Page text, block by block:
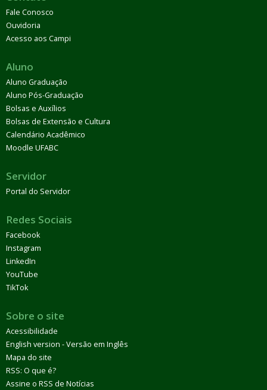
Fale Conosco
Ouvidoria
Acesso aos Campi
Aluno
Aluno Graduação
Aluno Pós-Graduação
Bolsas e Auxílios
Bolsas de Extensão e Cultura
Calendário Acadêmico
Moodle UFABC
Servidor
Portal do Servidor
Redes Sociais
Facebook
Instagram
LinkedIn
YouTube
TikTok
Sobre o site
Acessibilidade
English version - Versão em Inglês
Mapa do site
RSS: O que é?
Assine o RSS de Notícias